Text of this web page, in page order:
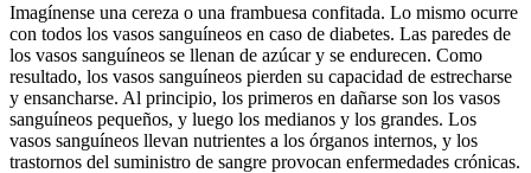
Imagínense una cereza o una frambuesa confitada. Lo mismo ocurre
con todos los vasos sanguíneos en caso de diabetes. Las paredes de
los vasos sanguíneos se llenan de azúcar y se endurecen. Como
resultado, los vasos sanguíneos pierden su capacidad de estrecharse
y ensancharse. Al principio, los primeros en dañarse son los vasos
sanguíneos pequeños, y luego los medianos y los grandes. Los
vasos sanguíneos llevan nutrientes a los órganos internos, y los
trastornos del suministro de sangre provocan enfermedades crónicas.